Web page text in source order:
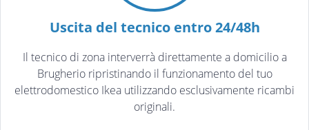
Uscita del tecnico entro 24/48h
Il tecnico di zona interverrà direttamente a domicilio a
Brugherio ripristinando il funzionamento del tuo
elettrodomestico Ikea utilizzando esclusivamente ricambi
originali.